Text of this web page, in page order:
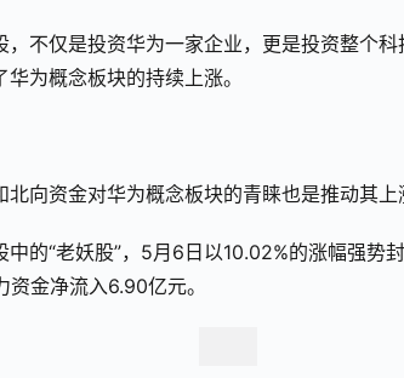
不仅是投资华为一家企业，更是投资整个
为概念板块的持续上涨。
向资金对华为概念板块的青睐也是推动其上
的“老妖股”，5月6日以10.02%的涨幅强势
金净流入6.90亿元。